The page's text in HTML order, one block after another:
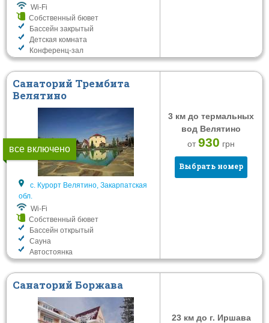
Wi-Fi
Собственный бювет
Бассейн закрытый
Детская комната
Конференц-зал
все включено
Санаторий Трембита
Велятино
с. Курорт Велятино, Закарпатская
обл.
Wi-Fi
Собственный бювет
Бассейн открытый
Сауна
Автостоянка
3 км до термальных
вод Велятино
от930 грн
Выбрать номер
Санаторий Боржава
23 км до г. Иршава